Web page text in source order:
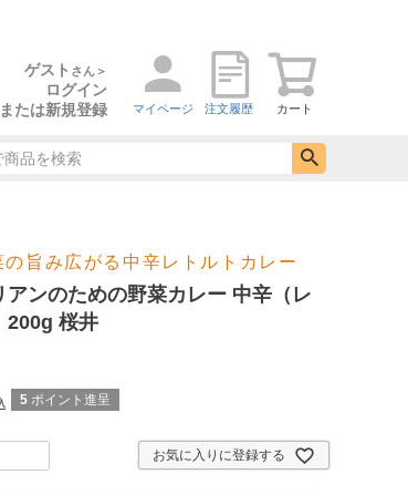
ゲスト さん＞
ログイン
または新規登録
カート
注文履歴
マイページ
の旨み広がる中辛レトルトカレー
アンのための野菜カレー 中辛（レ
200g 桜井
5 ポイント進呈
お気に入りに登録する